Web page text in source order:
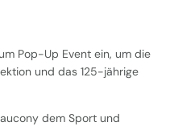
Pop-Up Event ein, um die
und das 125-jährige
dem Sport und